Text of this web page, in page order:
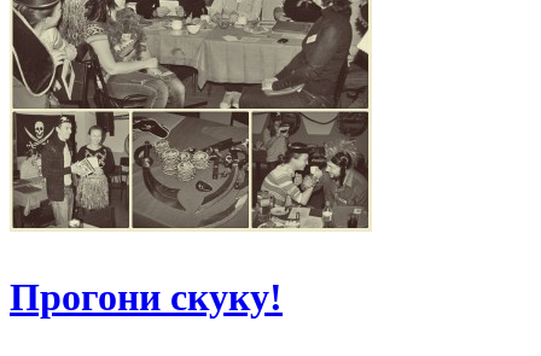
Прогони скуку!